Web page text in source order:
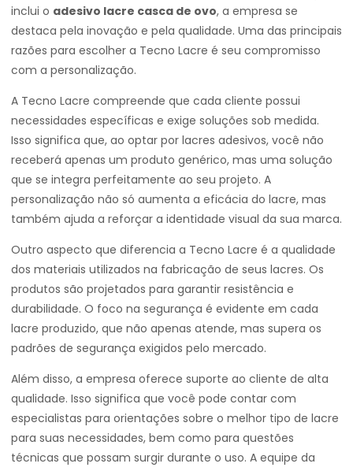
inclui o adesivo lacre casca de ovo, a empresa se
destaca pela inovação e pela qualidade. Uma das principais
razões para escolher a Tecno Lacre é seu compromisso
com a personalização.
A Tecno Lacre compreende que cada cliente possui
necessidades específicas e exige soluções sob medida.
Isso significa que, ao optar por lacres adesivos, você não
receberá apenas um produto genérico, mas uma solução
que se integra perfeitamente ao seu projeto. A
personalização não só aumenta a eficácia do lacre, mas
também ajuda a reforçar a identidade visual da sua marca.
Outro aspecto que diferencia a Tecno Lacre é a qualidade
dos materiais utilizados na fabricação de seus lacres. Os
produtos são projetados para garantir resistência e
durabilidade. O foco na segurança é evidente em cada
lacre produzido, que não apenas atende, mas supera os
padrões de segurança exigidos pelo mercado.
Além disso, a empresa oferece suporte ao cliente de alta
qualidade. Isso significa que você pode contar com
especialistas para orientações sobre o melhor tipo de lacre
para suas necessidades, bem como para questões
técnicas que possam surgir durante o uso. A equipe da